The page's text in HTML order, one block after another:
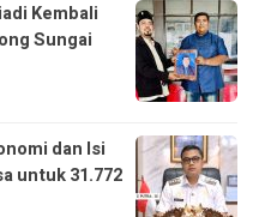
Kembali
Sungai
dan Isi
untuk 31.772